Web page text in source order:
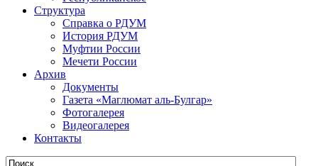
Структура
Справка о РДУМ
История РДУМ
Муфтии России
Мечети России
Архив
Документы
Газета «Маглюмат аль-Булгар»
Фотогалерея
Видеогалерея
Контакты